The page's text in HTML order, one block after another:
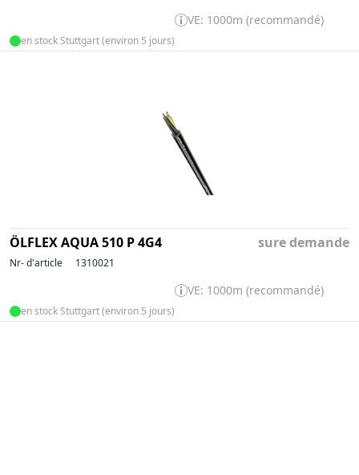
VE: 1000m (recommandé)
en stock Stuttgart (environ 5 jours)
ÖLFLEX AQUA 510 P 4G4 sure demande
Nr- d'article 1310021
VE: 1000m (recommandé)
en stock Stuttgart (environ 5 jours)